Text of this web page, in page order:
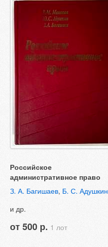
Российское
административное право
З. А. Багишаев, Б. С. Адушкин
и др.
от 500 р. 1 лот